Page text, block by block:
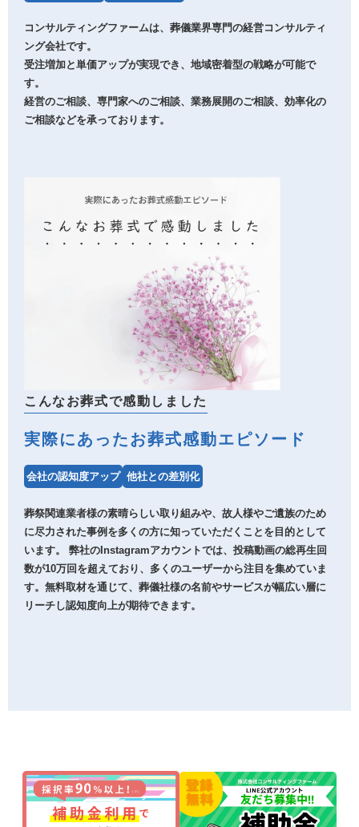
コンサルティングファームは、葬儀業界専門の経営コンサルティ
ング会社です。
受注増加と単価アップが実現でき、地域密着型の戦略が可能で
す。
経営のご相談、専門家へのご相談、業務展開のご相談、効率化の
ご相談などを承っております。
こんなお葬式で感動しました
実際にあったお葬式感動エピソード
会社の認知度アップ 他社との差別化
葬祭関連業者様の素晴らしい取り組みや、故人様やご遺族のため
に尽力された事例を多くの方に知っていただくことを目的として
います。 弊社のInstagramアカウントでは、投稿動画の総再生回
数が10万回を超えており、多くのユーザーから注目を集めていま
す。無料取材を通じて、葬儀社様の名前やサービスが幅広い層に
リーチし認知度向上が期待できます。